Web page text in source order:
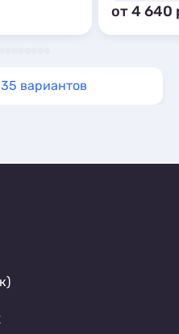
от 4 640
вариантов